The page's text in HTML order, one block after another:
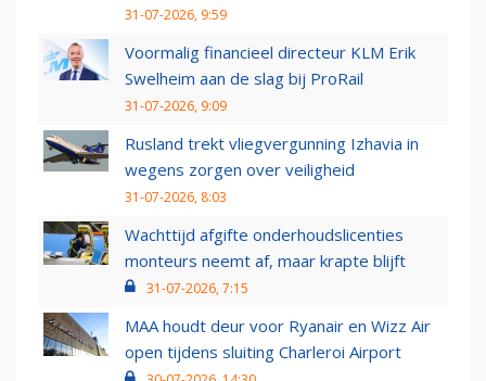
31-07-2026, 9:59
Voormalig financieel directeur KLM Erik
Swelheim aan de slag bij ProRail
31-07-2026, 9:09
Rusland trekt vliegvergunning Izhavia in
wegens zorgen over veiligheid
31-07-2026, 8:03
Wachttijd afgifte onderhoudslicenties
monteurs neemt af, maar krapte blijft
31-07-2026, 7:15
MAA houdt deur voor Ryanair en Wizz Air
open tijdens sluiting Charleroi Airport